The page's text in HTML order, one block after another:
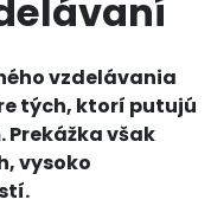
vzdelávania
tých, ktorí putujú
však
vysoko